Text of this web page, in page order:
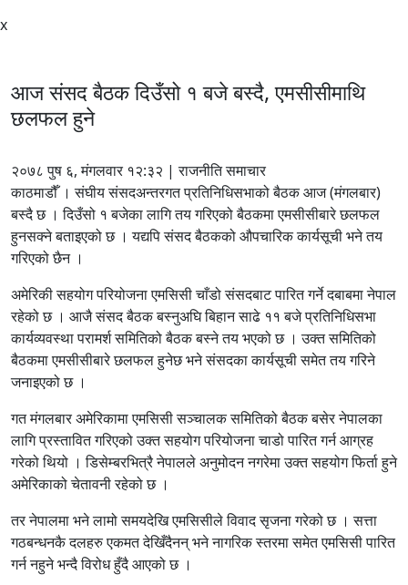
x
आज संसद बैठक दिउँसो १ बजे बस्दै, एमसीसीमाथि
छलफल हुने
२०७८ पुष ६, मंगलवार १२:३२ | राजनीति समाचार
काठमाडौँ । संघीय संसदअन्तरगत प्रतिनिधिसभाको बैठक आज (मंगलबार)
बस्दै छ । दिउँसो १ बजेका लागि तय गरिएको बैठकमा एमसीसीबारे छलफल
हुनसक्ने बताइएको छ । यद्यपि संसद बैठकको औपचारिक कार्यसूची भने तय
गरिएको छैन ।
अमेरिकी सहयोग परियोजना एमसिसी चाँडो संसदबाट पारित गर्ने दबाबमा नेपाल
रहेको छ । आजै संसद बैठक बस्नुअघि बिहान साढे ११ बजे प्रतिनिधिसभा
कार्यव्यवस्था परामर्श समितिको बैठक बस्ने तय भएको छ । उक्त समितिको
बैठकमा एमसीसीबारे छलफल हुनेछ भने संसदका कार्यसूची समेत तय गरिने
जनाइएको छ ।
गत मंगलबार अमेरिकामा एमसिसी सञ्चालक समितिको बैठक बसेर नेपालका
लागि प्रस्तावित गरिएको उक्त सहयोग परियोजना चाडो पारित गर्न आग्रह
गरेको थियो । डिसेम्बरभित्रै नेपालले अनुमोदन नगरेमा उक्त सहयोग फिर्ता हुने
अमेरिकाको चेतावनी रहेको छ ।
तर नेपालमा भने लामो समयदेखि एमसिसीले विवाद सृजना गरेको छ । सत्ता
गठबन्धनकै दलहरु एकमत देखिँदैनन् भने नागरिक स्तरमा समेत एमसिसी पारित
गर्न नहुने भन्दै विरोध हुँदै आएको छ ।